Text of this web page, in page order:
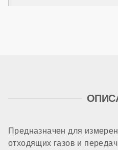
Предназначен для
отходящих газов и